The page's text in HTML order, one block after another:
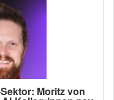
Moritz von